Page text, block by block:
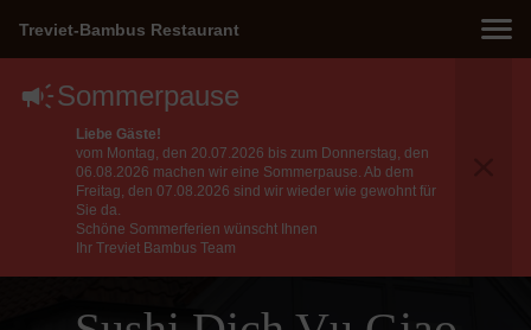
Treviet-Bambus Restaurant
Sommerpause
Liebe Gäste!
vom Montag, den 20.07.2026 bis zum Donnerstag, den
06.08.2026 machen wir eine Sommerpause. Ab dem
Freitag, den 07.08.2026 sind wir wieder wie gewohnt für
Sie da.
Schöne Sommerferien wünscht Ihnen
Ihr Treviet Bambus Team